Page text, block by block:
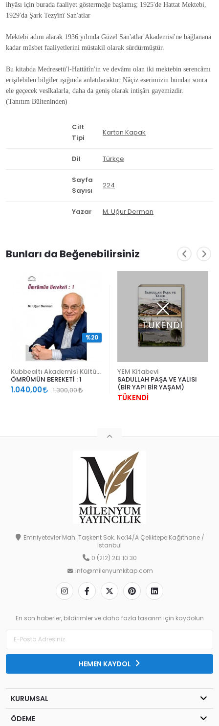
ihyâsı için burada faaliyet göstermeğe başlamış; 1925'de Hattat Mektebi,
1929'da Şark Tezyînî San'atlar
Mektebi adını alarak 1936 yılında Güzel San'atlar Akademisi'ne bağlanana
kadar müsbet faaliyetlerini müstakil olarak sürdürmüştür.
Bu kitabda Medresetü'l-Hattâtîn'in ve devâmı olan iki mektebin serencâmı
erişilebilen bilgiler ışığında anlatılacaktır. Nâçiz eserimizin bundan sonra
ele geçecek vesîkalarla, daha da geniş olarak intişârı gayemizdir.
(Tanıtım Bülteninden)
Cilt
Tipi
Karton Kapak
Dil Türkçe
Sayfa
Sayısı
224
Yazar M. Uğur Derman
Bunları da Beğenebilirsiniz
ÖMRÜMÜN BEREKETİ : 1
1.040,00 1.300,00
%20
TÜKENDİ
YEM Kitabevi
SADULLAH PAŞA VE YALISI
(BİR YAPI BİR YAŞAM)
TÜKENDİ
Emniyetevler Mah. Taşkent Sok. No:14/A Çeliktepe Kağıthane /
İstanbul
0 (212) 213 10 30
info@milenyumkitap.com
En son haberler, bildirimler ve daha fazla tasarım için kaydolun
HEMEN KAYDOL
KURUMSAL
ÖDEME